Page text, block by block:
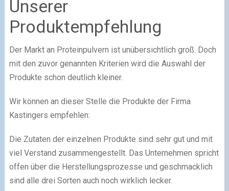
Unserer
Produktempfehlung
Der Markt an Proteinpulvern ist unübersichtlich groß. Doch
mit den zuvor genannten Kriterien wird die Auswahl der
Produkte schon deutlich kleiner.
Wir können an dieser Stelle die Produkte der Firma
Kastingers empfehlen:
Die Zutaten der einzelnen Produkte sind sehr gut und mit
viel Verstand zusammengestellt. Das Unternehmen spricht
offen über die Herstellungsprozesse und geschmacklich
sind alle drei Sorten auch noch wirklich lecker.